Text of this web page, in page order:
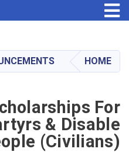
HOME
For
& Disable
(Civilians)